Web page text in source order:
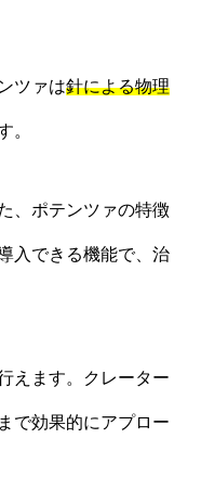
ツァは針による物理
。
、ポテンツァの特徴
入できる機能で、治
えます。クレーター
で効果的にアプロー